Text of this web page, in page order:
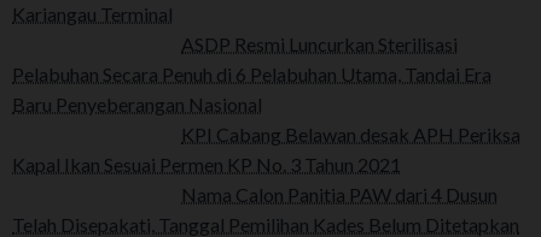
Kariangau Terminal
ASDP Resmi Luncurkan Sterilisasi
Pelabuhan Secara Penuh di 6 Pelabuhan Utama, Tandai Era
Baru Penyeberangan Nasional
KPI Cabang Belawan desak APH Periksa
Kapal Ikan Sesuai Permen KP No. 3 Tahun 2021
Nama Calon Panitia PAW dari 4 Dusun
Telah Disepakati, Tanggal Pemilihan Kades Belum Ditetapkan